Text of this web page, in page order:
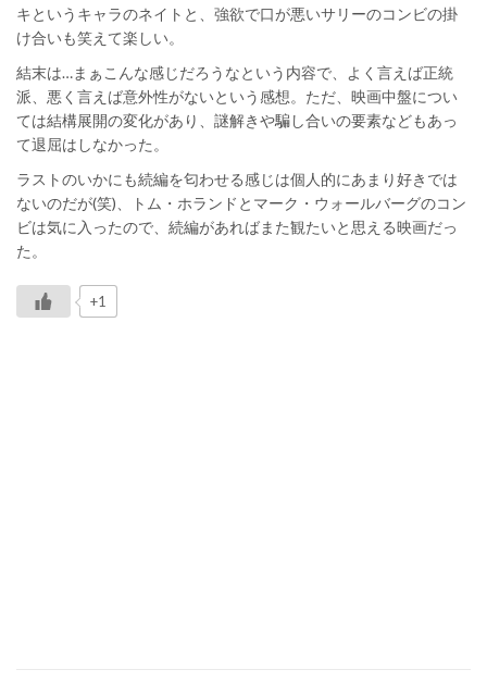
キというキャラのネイトと、強欲で口が悪いサリーのコンビの掛
け合いも笑えて楽しい。
結末は…まぁこんな感じだろうなという内容で、よく言えば正統
派、悪く言えば意外性がないという感想。ただ、映画中盤につい
ては結構展開の変化があり、謎解きや騙し合いの要素などもあっ
て退屈はしなかった。
ラストのいかにも続編を匂わせる感じは個人的にあまり好きでは
ないのだが(笑)、トム・ホランドとマーク・ウォールバーグのコン
ビは気に入ったので、続編があればまた観たいと思える映画だっ
た。
+1